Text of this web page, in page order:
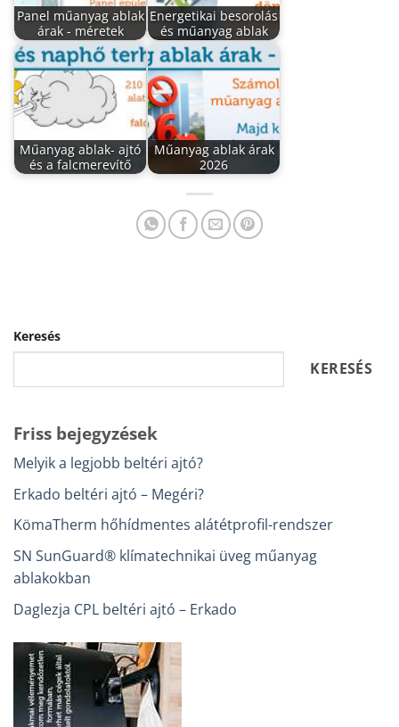
Keresés
KERESÉS
Friss bejegyzések
Melyik a legjobb beltéri ajtó?
Erkado beltéri ajtó – Megéri?
KömaTherm hőhídmentes alátétprofil-rendszer
SN SunGuard® klímatechnikai üveg műanyag
ablakokban
Daglezja CPL beltéri ajtó – Erkado
Panel műanyag ablak
árak - méretek
Energetikai besorolás
és műanyag ablak
Műanyag ablak- ajtó
és a falcmerevítő
Műanyag ablak árak
2026